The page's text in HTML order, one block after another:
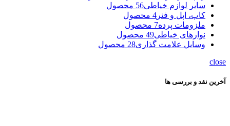
سایر لوازم خیاطی56 محصول
کاپ، اپل و فنر 4 محصول
ملزومات پرده7 محصول
نوارهای خیاطی49 محصول
وسایل علامت گذاری28 محصول
close
آخرین نقد و بررسی ها